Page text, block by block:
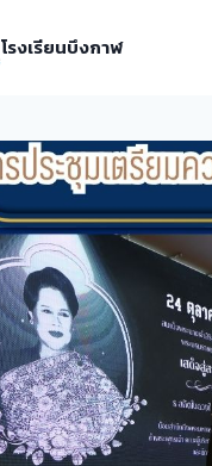
โรงเรียนบึงกาฬ